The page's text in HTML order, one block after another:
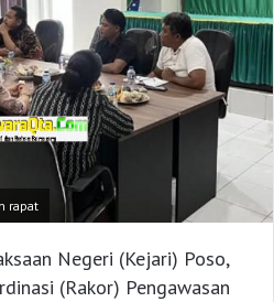
rapat
Negeri (Kejari) Poso,
(Rakor) Pengawasan